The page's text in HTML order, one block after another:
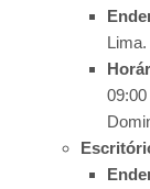
Lima.